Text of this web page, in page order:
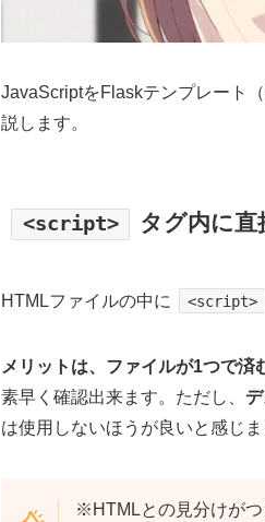
JavaScriptをFlaskテンプレート
説します。
<script> タグ内に直
HTMLファイルの中に <script>
メリットは、ファイルが1つで済
素早く確認出来ます。ただし、
は使用しないほうが良いと感じ
※HTMLとの見分けがつ